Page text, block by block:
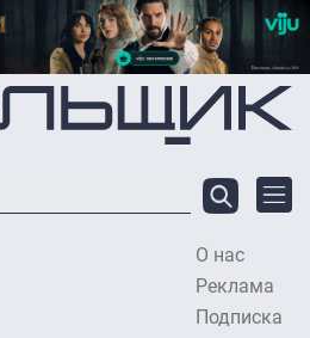
О нас
Реклама
Подписка